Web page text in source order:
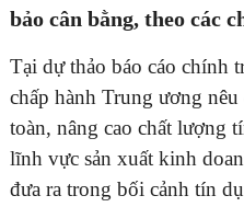
bảo cân bằng, theo các
Tại dự thảo báo cáo chính
chấp hành Trung ương
toàn, nâng cao chất lượng
lĩnh vực sản xuất kinh
đưa ra trong bối cảnh tín